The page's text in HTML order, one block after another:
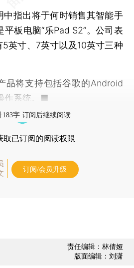
指出将于何时销售其智能手
平板电脑“乐Pad S2”。公司表
5英寸、7英寸以及10英寸三种
将支持包括谷歌的Android
作系统。■
183字 订阅后继续阅读
取已订阅的阅读权限
订阅/会员升级
责任编辑：林倩娅
版面编辑：刘潇